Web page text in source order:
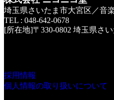
埼玉県さいたま市大宮区／音
TEL : 048-642-0678
[所在地]〒330-0802 埼玉県さ
採用情報
個人情報の取り扱いについて